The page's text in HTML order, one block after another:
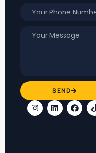
SEND